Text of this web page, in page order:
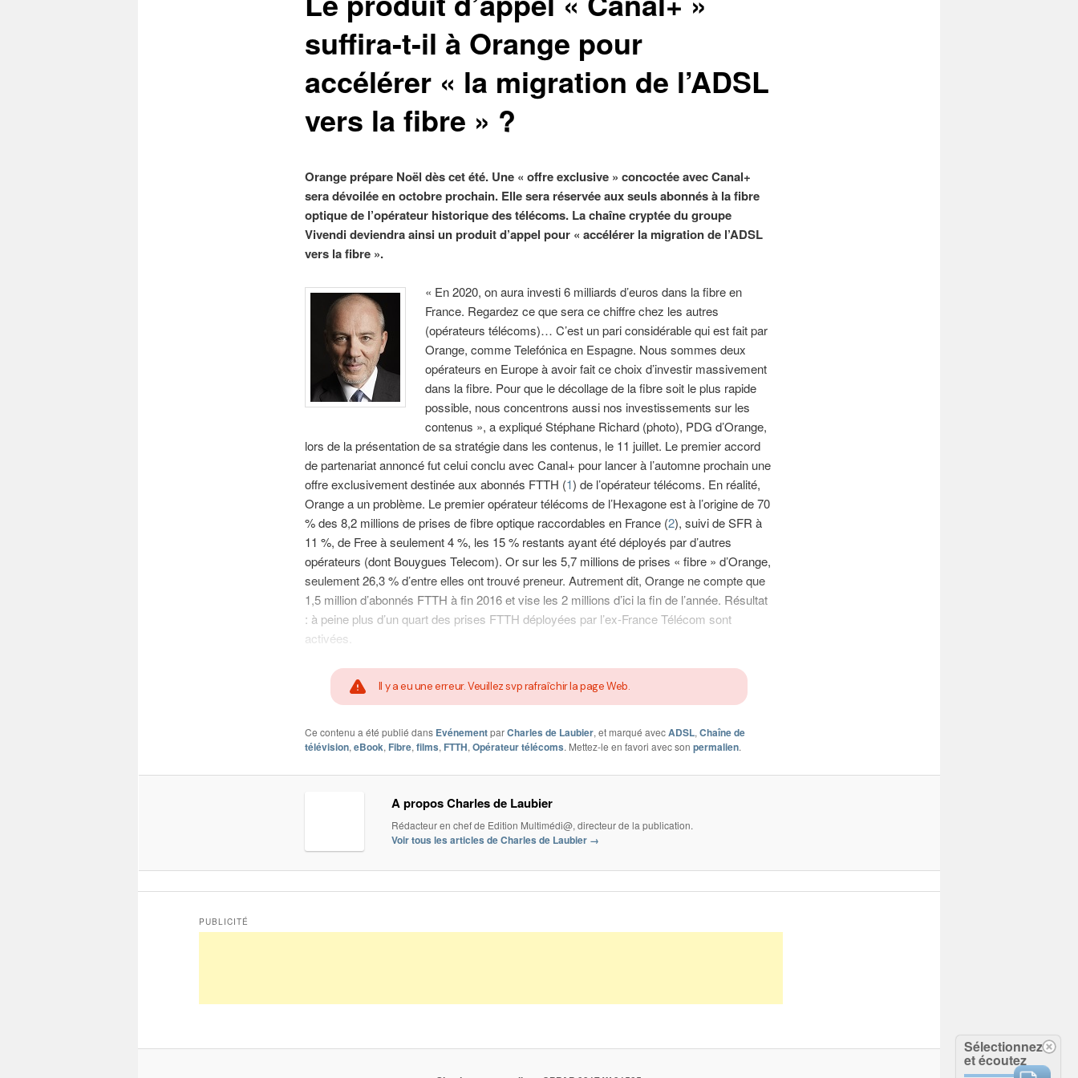
suffira-t-il à Orange pour
accélérer « la migration de l’ADSL
vers la fibre » ?
Orange prépare Noël dès cet été. Une « offre exclusive » concoctée avec Canal+
sera dévoilée en octobre prochain. Elle sera réservée aux seuls abonnés à la fibre
optique de l’opérateur historique des télécoms. La chaîne cryptée du groupe
Vivendi deviendra ainsi un produit d’appel pour « accélérer la migration de l’ADSL
vers la fibre ».
« En 2020, on aura investi 6 milliards d’euros dans la fibre en
France. Regardez ce que sera ce chiffre chez les autres
(opérateurs télécoms)… C’est un pari considérable qui est fait par
Orange, comme Telefónica en Espagne. Nous sommes deux
opérateurs en Europe à avoir fait ce choix d’investir massivement
dans la fibre. Pour que le décollage de la fibre soit le plus rapide
possible, nous concentrons aussi nos investissements sur les
contenus », a expliqué Stéphane Richard (photo), PDG d’Orange,
lors de la présentation de sa stratégie dans les contenus, le 11 juillet. Le premier accord
de partenariat annoncé fut celui conclu avec Canal+ pour lancer à l’automne prochain une
offre exclusivement destinée aux abonnés FTTH (1) de l’opérateur télécoms. En réalité,
Orange a un problème. Le premier opérateur télécoms de l’Hexagone est à l’origine de 70
% des 8,2 millions de prises de fibre optique raccordables en France (2), suivi de SFR à
11 %, de Free à seulement 4 %, les 15 % restants ayant été déployés par d’autres
opérateurs (dont Bouygues Telecom). Or sur les 5,7 millions de prises « fibre » d’Orange,
seulement 26,3 % d’entre elles ont trouvé preneur. Autrement dit, Orange ne compte que
1,5 million d’abonnés FTTH à fin 2016 et vise les 2 millions d’ici la fin de l’année. Résultat
: à peine plus d’un quart des prises FTTH déployées par l’ex-France Télécom sont
activées.
Il y a eu une erreur. Veuillez svp rafraîchir la page Web.
Ce contenu a été publié dans EvénementparCharles de Laubier, et marqué avecADSL, Chaîne de
télévision, eBook, Fibre, films, FTTH, Opérateur télécoms. Mettez-le en favori avec son permalien.
A propos Charles de Laubier
Rédacteur en chef de Edition Multimédi@, directeur de la publication.
Voir tous les articles de Charles de Laubier →
PUBLICITÉ
Sélectionnez
et écoutez